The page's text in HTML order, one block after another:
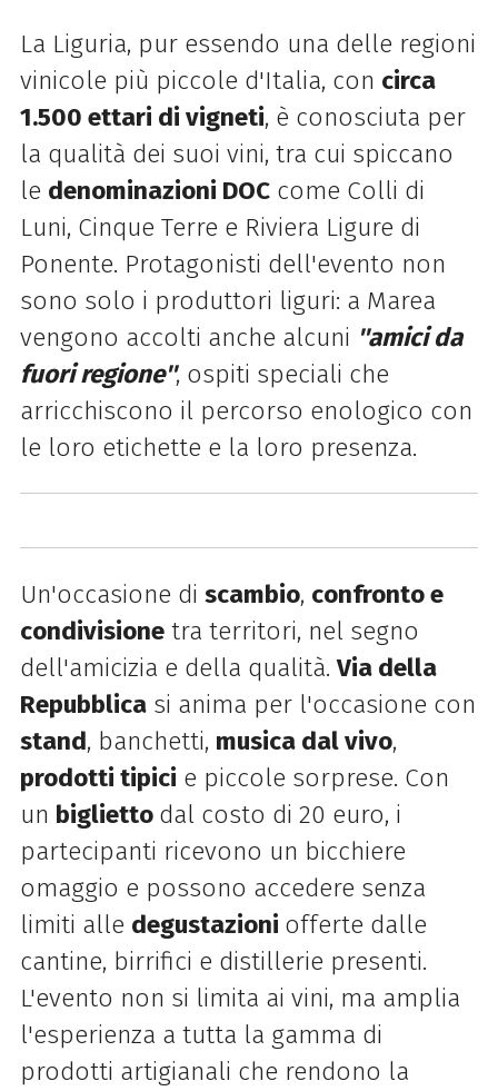
La Liguria, pur essendo una delle regioni
vinicole più piccole d'Italia, con circa
1.500 ettari di vigneti, è conosciuta per
la qualità dei suoi vini, tra cui spiccano
le denominazioni DOCcome Colli di
Luni, Cinque Terre e Riviera Ligure di
Ponente. Protagonisti dell'evento non
sono solo i produttori liguri: a Marea
vengono accolti anche alcuni ''amici da
fuori regione'', ospiti speciali che
arricchiscono il percorso enologico con
le loro etichette e la loro presenza.
Un'occasione di scambio, confronto e
condivisionetra territori, nel segno
dell'amicizia e della qualità.Via della
Repubblicasi anima per l'occasione con
stand, banchetti, musica dal vivo,
prodotti tipici e piccole sorprese. Con
un biglietto dal costo di 20 euro, i
partecipanti ricevono un bicchiere
omaggio e possono accedere senza
limiti alle degustazioni offerte dalle
cantine, birrifici e distillerie presenti.
L'evento non si limita ai vini, ma amplia
l'esperienza a tutta la gamma di
prodotti artigianali che rendono la